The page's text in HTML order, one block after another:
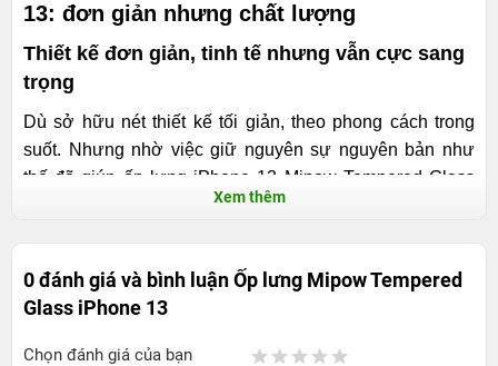
13: đơn giản nhưng chất lượng
Thiết kế đơn giản, tinh tế nhưng vẫn cực sang
trọng
Dù sở hữu nét thiết kế tối giản, theo phong cách trong
suốt. Nhưng nhờ việc giữ nguyên sự nguyên bản như
thế đã giúp ốp lưng iPhone 13 Mipow Tempered Glass
càng tôn lên nét sang trọng của sản phẩm, tạo nên một
trọn những nét đẹp đặc trưng, nguyên bản, cũng như sắc
màu tinh tế của máy. Vì sở hữu vẻ ngoài cơ bản như vậy,
nên rõ ràng chiếc ốp này sẽ phù hợp với tất cả đối
Xem thêm
0 đánh giá và bình luậnỐp lưng Mipow Tempered
Glass iPhone 13
Chọn đánh giá của bạn